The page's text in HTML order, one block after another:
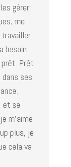
gérer
me
travailler
besoin
Prêt
ses
et se
m’aime
plus, je
cela va